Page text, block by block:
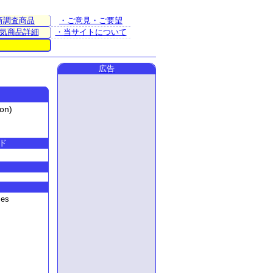
調査商品
商品詳細
・ご意見・ご要望
・当サイトについて
広告